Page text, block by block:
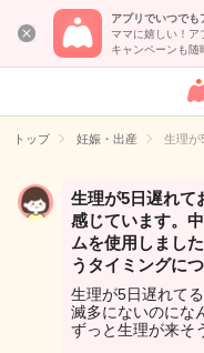
アプリでいつでも
ママに嬉しい！ア
キャンペーンも随
トップ 妊娠・出産 生理が
生理が5日遅れて
感じています。
ムを使用しまし
うタイミングに
生理が5日遅れてる
滅多にないのにな
ずっと生理が来そ